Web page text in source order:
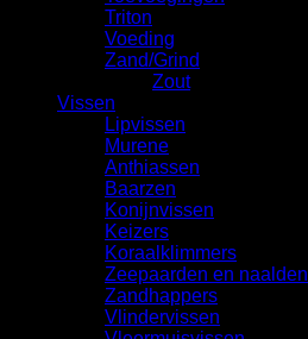
Triton
Voeding
Zand/Grind
Zout
Vissen
Lipvissen
Murene
Anthiassen
Baarzen
Konijnvissen
Keizers
Koraalklimmers
Zeepaarden en naalden
Zandhappers
Vlindervissen